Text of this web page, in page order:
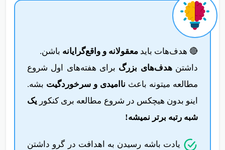
🔴 هدف‌هات باید معقولانه و واقع‌گرایانه باشن.
داشتنهدف‌های بزرگ برای هفته‌های اول شروع
مطالعه میتونه باعث ناامیدی و سرخوردگیت بشه.
اینو بدون هیچکس در شروع مطالعه بری کنکور یک
شبه رتبه برتر نمیشه!
یادت باشه رسیدن به اهدافت در گرو داشتن